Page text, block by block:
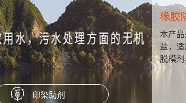
印染助剂
橡胶隔离剂
本产品是一种通过特定工艺制成的水性硬脂酸
盐，适用于橡胶塑料产品作为抗粘剂、隔离剂、
脱模剂、防粘剂使用。